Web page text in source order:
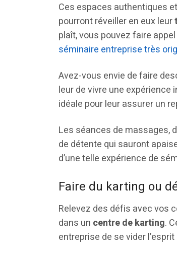
Ces espaces authentiques
pourront réveiller en eux leur
plaît, vous pouvez faire
séminaire entreprise très
Avez-vous envie de faire
leur de vivre une
idéale pour leur assurer un
Les séances de massages,
de détente qui sauront
d’une telle expérience de
Faire du karting ou
Relevez des défis avec vos
dans un centre de karting.
entreprise de se vider